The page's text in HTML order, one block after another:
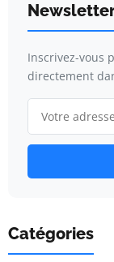
Inscrivez-vous
directement
Catégories